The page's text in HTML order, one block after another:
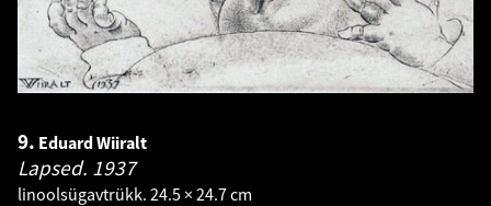
9. Eduard Wiiralt
Lapsed. 1937
linoolsügavtrükk. 24.5 × 24.7 cm